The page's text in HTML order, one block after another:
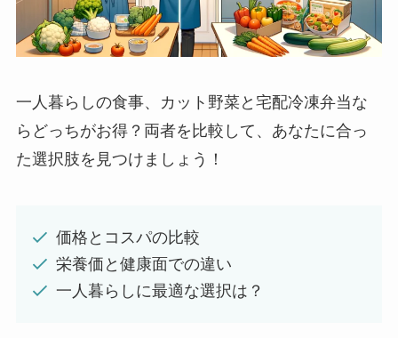
一人暮らしの食事、カット野菜と宅配冷凍弁当な
らどっちがお得？両者を比較して、あなたに合っ
た選択肢を見つけましょう！
価格とコスパの比較
栄養価と健康面での違い
一人暮らしに最適な選択は？